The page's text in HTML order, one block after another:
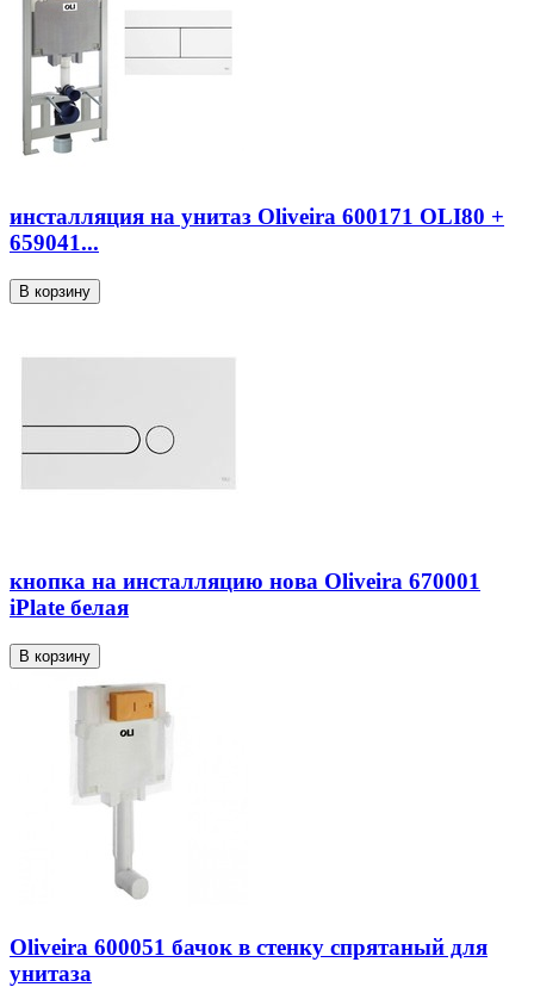
инсталляция на унитаз Oliveira 600171 OLI80 +
659041...
кнопка на инсталляцию нова Oliveira 670001
iPlate белая
Oliveira 600051 бачок в стенку спрятаный для
унитаза